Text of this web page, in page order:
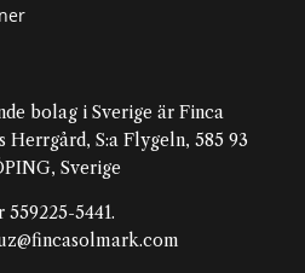
bolag i Sverige är Finca
Herrgård, S:a Flygeln, 585 93
Sverige
559225-5441.